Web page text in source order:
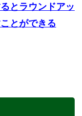
とラウンドアッ
とができる